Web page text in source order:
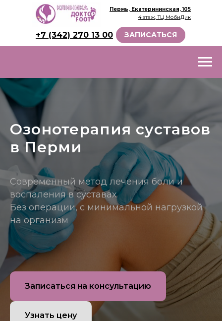
+7 (342) 270 13 00
Пермь, Екатерининская, 105
4 этаж, ТЦ МобиДик
ЗАПИСАТЬСЯ
Озонотерапия суставов
в Перми
Современный метод лечения боли и
воспаления в суставах
Без операции, с минимальной нагрузкой
на организм
Записаться на консультацию
Узнать цену